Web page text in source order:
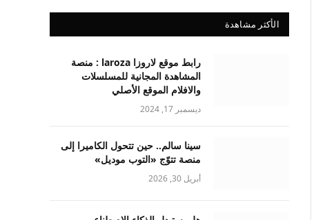
الأكثر مشاهدة
رابط موقع لاروزا laroza : منصة
المشاهدة المجانية للمسلسلات
والافلام الموقع الأصلي
ديسمبر 17, 2024
سينا سالم.. حين تتحول الكاميرا إلى
منصة تتوّج «التوب موديل»
أبريل 30, 2026